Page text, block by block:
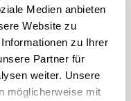
Medien anbieten
Website zu
zu Ihrer
Partner für
weiter. Unsere
möglicherweise mit